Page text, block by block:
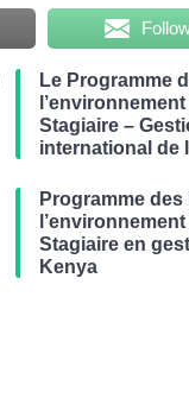
Le Programme
Stagiaire –
international de
Programme
Stagiaire en
Kenya